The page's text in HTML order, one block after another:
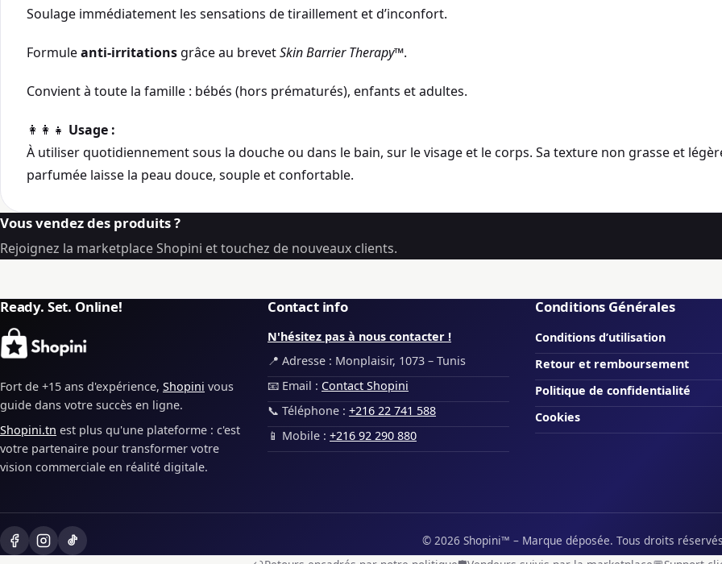
Soulage immédiatement les sensations de tiraillement et d’inconfort.
Formuleanti-irritations grâce au brevetSkin Barrier Therapy™.
Convient à toute la famille : bébés (hors prématurés), enfants et adultes.
👩‍👩‍👧 Usage :
À utiliser quotidiennement sous la douche ou dans le bain, sur le visage et le corps. Sa texture non grasse et
parfumée laisse la peau douce, souple et confortable.
Vous vendez des produits ?
Rejoignez la marketplace Shopini et touchez de nouveaux clients.
Ready. Set. Online!
Fort de +15 ans d'expérience, Shopini vous
guide dans votre succès en ligne.
Shopini.tn est plus qu'une plateforme : c'est
votre partenaire pour transformer votre
vision commerciale en réalité digitale.
Contact info
N'hésitez pas à nous contacter !
📍 Adresse : Monplaisir, 1073 – Tunis
📧 Email : Contact Shopini
📞 Téléphone : +216 22 741 588
📱 Mobile : +216 92 290 880
Conditions Générales
Conditions d’utilisation
Retour et remboursement
Politique de confidentialité
Cookies
© 2026 Shopini™ – Marque déposée. Tous droits